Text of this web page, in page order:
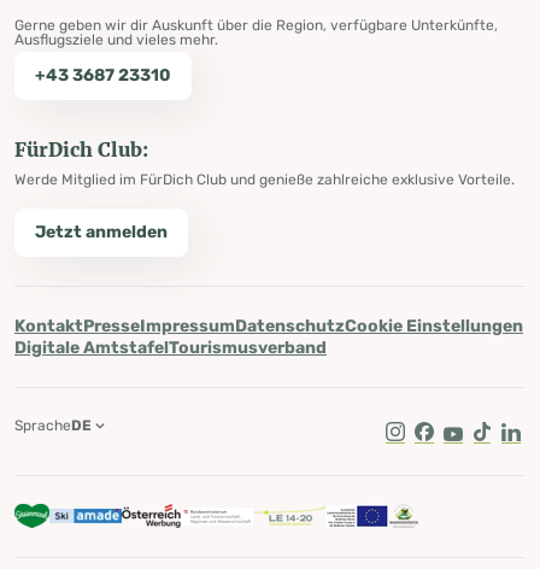
Gerne geben wir dir Auskunft über die Region, verfügbare Unterkünfte,
Ausflugsziele und vieles mehr.
+43 3687 23310
FürDich Club:
Werde Mitglied im FürDich Club und genieße zahlreiche exklusive Vorteile.
Jetzt anmelden
KontaktPresseImpressumDatenschutzCookie Einstellungen
Digitale AmtstafelTourismusverband
Instagram
Facebook
Youtube
Tik Tok
SpracheDE